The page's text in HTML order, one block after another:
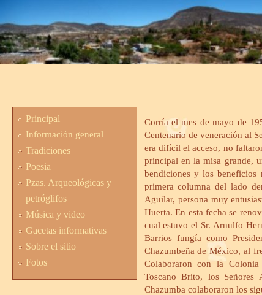
Principal
Información general
Tradiciones
Poesia
Pzas. Arqueológicas y
petróglifos
Música y video
Gacetas informativas
Sobre el sitio
Fotos
Corría el mes de mayo de
Centenario de veneración al
era difícil el acceso, no
principal en la misa grande,
bendiciones y los
primera columna del lado
Aguilar, persona muy
Huerta. En esta fecha se
cual estuvo el Sr. Arnulfo
Barrios fungía como
Chazumbeña de México, al
Colaboraron con la Colonia
Toscano Brito, los Señores
Chazumba colaboraron los